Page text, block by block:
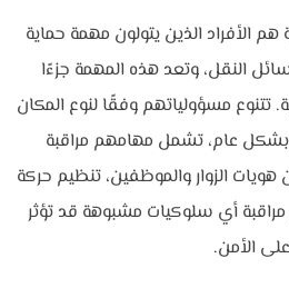
الأفراد الذين يتولون مهمة حماية
النقل، وتعد هذه المهمة جزءًا
تتنوع مسؤولياتهم وفقًا لنوع المكان
عام، تشمل مهامهم مراقبة
هويات الزوار والموظفين، تنظيم حركة
أي سلوكيات مشبوهة قد تؤثر
على الأمن.